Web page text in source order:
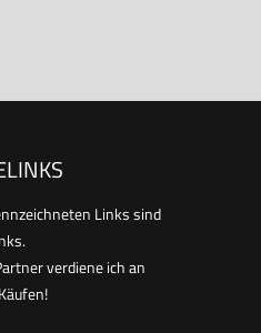
Links sind
verdiene ich an